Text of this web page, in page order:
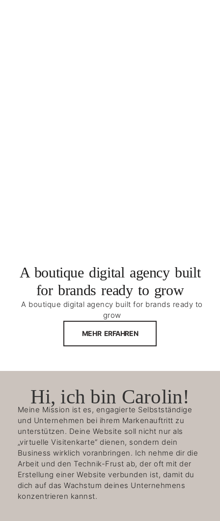
A boutique digital agency built
for brands ready to grow
A boutique digital agency built for brands ready to
grow
MEHR ERFAHREN
Hi, ich bin Carolin!
Meine Mission ist es, engagierte Selbstständige
und Unternehmen bei ihrem Markenauftritt zu
unterstützen. Deine Website soll nicht nur als
„virtuelle Visitenkarte“ dienen, sondern dein
Business wirklich voranbringen. Ich nehme dir die
Arbeit und den Technik-Frust ab, der oft mit der
Erstellung einer Website verbunden ist, damit du
dich auf das Wachstum deines Unternehmens
konzentrieren kannst.